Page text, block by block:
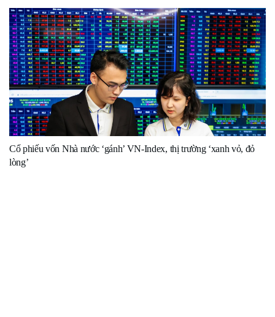
Cổ phiếu vốn Nhà nước ‘gánh’ VN-Index, thị trường ‘xanh vỏ, đỏ
lòng’